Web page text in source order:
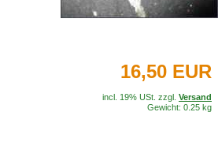
16,50 EUR
incl. 19% USt. zzgl. Versand
Gewicht: 0.25 kg